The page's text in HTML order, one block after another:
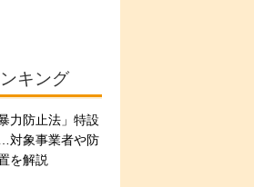
キング
力防止法」特設
対象事業者や防
を解説